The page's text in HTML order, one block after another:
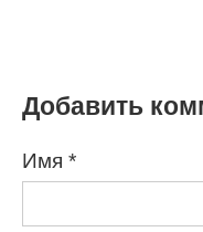
Добавить
Имя *